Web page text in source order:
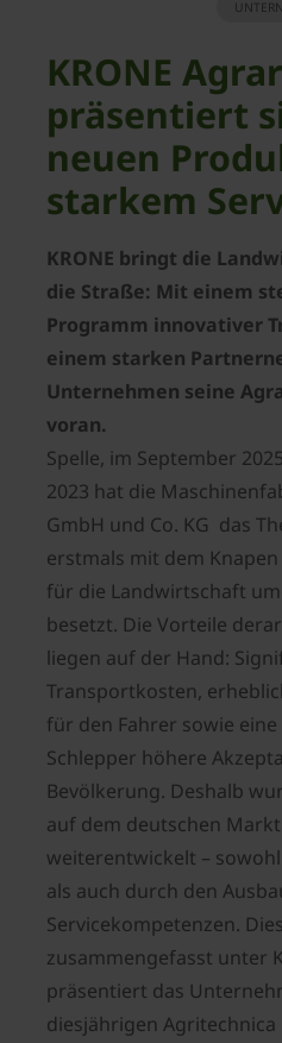
KRONE
präsentiert
neuen
starkem
KRONE bringt die
die Straße: Mit einem
Programm innovativer
einem starken
Unternehmen seine
voran.
Spelle, im September
2023 hat die
GmbH und Co. KG das
erstmals mit dem
für die Landwirtschaft
besetzt. Die Vorteile
liegen auf der Hand:
Transportkosten,
für den Fahrer sowie
Schlepper höhere
Bevölkerung. Deshalb
auf dem deutschen
weiterentwickelt –
als auch durch den
Servicekompetenzen.
zusammengefasst unter
präsentiert das
diesjährigen